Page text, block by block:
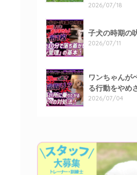
2026/07/18
子犬の時期の
2026/07/11
ワンちゃんが
る行動をやめ
2026/07/04